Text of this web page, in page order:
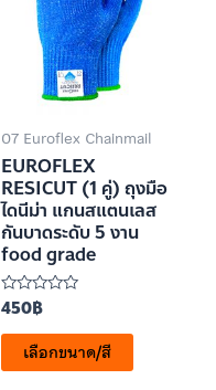
07 Euroflex Chainmail
EUROFLEX
RESICUT (1 คู่) ถุงมือ
ไดนีม่า แกนสแตนเลส
กันบาดระดับ 5 งาน
food grade
ให้
คะแนน
0
ตั้งแต่
5
450฿
เลือกขนาด/สี